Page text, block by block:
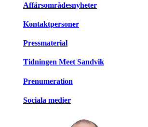
Affärsområdesnyheter
Kontaktpersoner
Pressmaterial
Tidningen Meet Sandvik
Prenumeration
Sociala medier